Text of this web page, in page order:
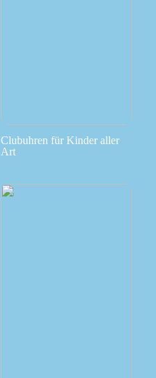
Clubuhren für Kinder aller
Art